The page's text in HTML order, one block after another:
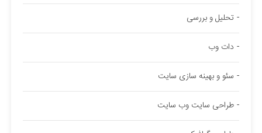
تحلیل و بررسی
دات وب
سئو و بهینه سازی سایت
طراحی سایت وب سایت